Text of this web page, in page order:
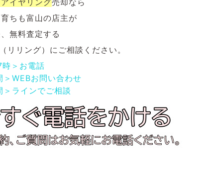
イヤリング売却なら
ちも富山の店主が
無料査定する
リリング）にご相談ください。
時＞お電話
WEBお問い合わせ
ラインでご相談